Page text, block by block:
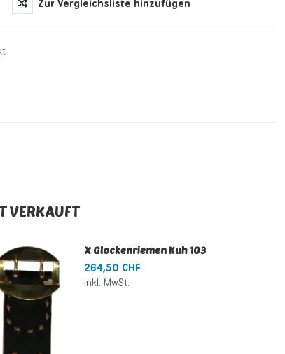
Zur Vergleichsliste hinzufügen
VERKAUFT
X Glockenriemen Kuh 103
264,50 CHF
inkl. MwSt.